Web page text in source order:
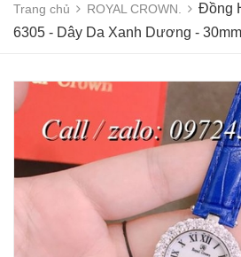
Trang chủ ROYAL CROWN.
Đồng
6305 - Dây Da Xanh Dương - 30mm